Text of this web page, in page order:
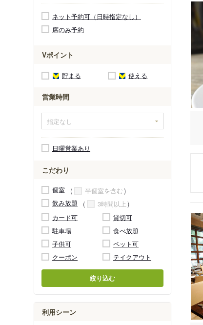
ネット予約可（日時指定なし）
席のみ予約
Vポイント
貯まる 使える
営業時間
日曜営業あり
こだわり
個室
半個室を含む
飲み放題
3時間以上
カード可
貸切可
駐車場
食べ放題
子供可
ペット可
クーポン
テイクアウト
絞り込む
利用シーン